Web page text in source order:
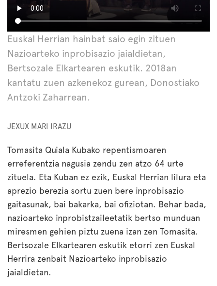
Euskal Herrian hainbat saio egin zituen
Nazioarteko inprobisazio jaialdietan,
Bertsozale Elkartearen eskutik. 2018an
kantatu zuen azkenekoz gurean, Donostiako
Antzoki Zaharrean.
JEXUX MARI IRAZU
Tomasita Quiala Kubako repentismoaren
erreferentzia nagusia zendu zen atzo 64 urte
zituela. Eta Kuban ez ezik, Euskal Herrian lilura eta
aprezio berezia sortu zuen bere inprobisazio
gaitasunak, bai bakarka, bai ofiziotan. Behar bada,
nazioarteko inprobistzaileetatik bertso munduan
miresmen gehien piztu zuena izan zen Tomasita.
Bertsozale Elkartearen eskutik etorri zen Euskal
Herrira zenbait Nazioarteko inprobisazio
jaialdietan.